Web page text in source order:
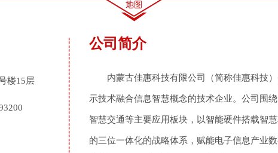
楼15层
公司简介
内蒙古佳惠科技有限公司（简称佳惠科技
示技术融合信息智慧概念的技术企业。公司围
智慧交通等主要应用板块，以智能硬件搭载智
的三位一体化的战略体系，赋能电子信息产业